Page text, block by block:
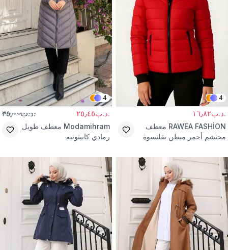
4
.د.ب١٦٫٨٢
RAWEA FASHİON معطف
محتشم أحمر مبطن بقلنسوة
4
.د.ب٢٥٫٤٥ .د.ب٣٥٫٠٠
Modamihram معطف طويل
رمادي كابيتونيه